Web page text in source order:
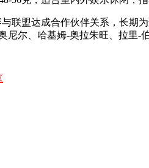
联盟达成合作伙伴关系，长期
尔、哈基姆-奥拉朱旺、拉里-伯